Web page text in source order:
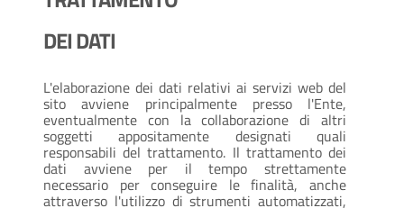
DEI DATI
L'elaborazione dei dati relativi ai servizi web del
sito avviene principalmente presso l'Ente,
eventualmente con la collaborazione di altri
soggetti appositamente designati quali
responsabili del trattamento. Il trattamento dei
dati avviene per il tempo strettamente
necessario per conseguire le finalità, anche
attraverso l'utilizzo di strumenti automatizzati,